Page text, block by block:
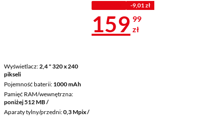
Wyświetlacz 2,4 " 320 x 240
pikseli
Pojemność baterii 1000 mAh
Pamięć RAM/wewnętrzna
poniżej 512 MB /
Aparaty tylny/przedni 0,3 Mpix /
-9,01 zł
Cena 159,99
159 99
zł